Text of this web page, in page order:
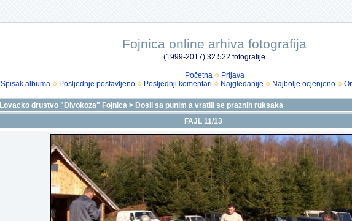
Fojnica online arhiva fotografija
(1999-2017) 32.522 fotografije
Početna
Prijava
Spisak albuma
Posljednje postavljeno Posljednji komentari Najgledanije Najbolje ocjenjeno
Lovacko drustvo "Divokoza" Fojnica > Dosli sa punim a vratili se praznih ruksaka
FAJL 11/13